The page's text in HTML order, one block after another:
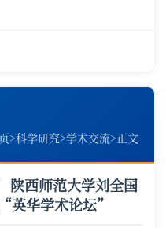
>科学研究>学术交流>正文
陕西师范大学刘全国
英华学术论坛”